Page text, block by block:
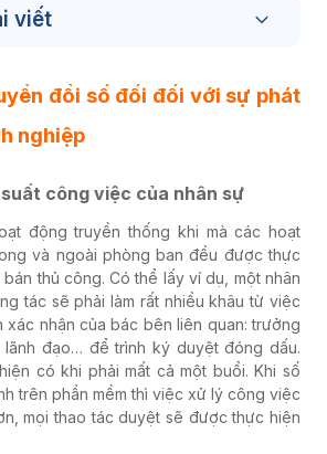
viết
đổi số đối đối với sự phát
nghiệp
công việc của nhân sự
động truyền thống khi mà các hoạt
và ngoài phòng ban đều được thực
thủ công. Có thể lấy ví dụ, một nhân
tác sẽ phải làm rất nhiều khâu từ việc
xác nhận của bác bên liên quan: trưởng
đạo… để trình ký duyệt đóng dấu.
có khi phải mất cả một buổi. Khi số
trên phần mềm thì việc xử lý công việc
mọi thao tác duyệt sẽ được thực hiện